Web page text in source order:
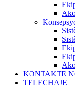
KONTAKTE
TELECHAJE